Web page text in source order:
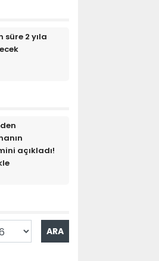
süre 2 yıla
açıkladı!